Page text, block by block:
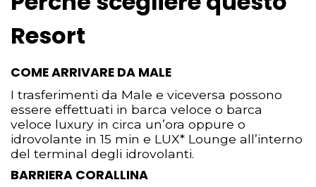
Resort
COME ARRIVARE DA MALE
I trasferimenti da Male e viceversa possono
essere effettuati in barca veloce o barca
veloce luxury in circa un’ora oppure o
idrovolante in 15 min e LUX* Lounge all’interno
del terminal degli idrovolanti.
BARRIERA CORALLINA